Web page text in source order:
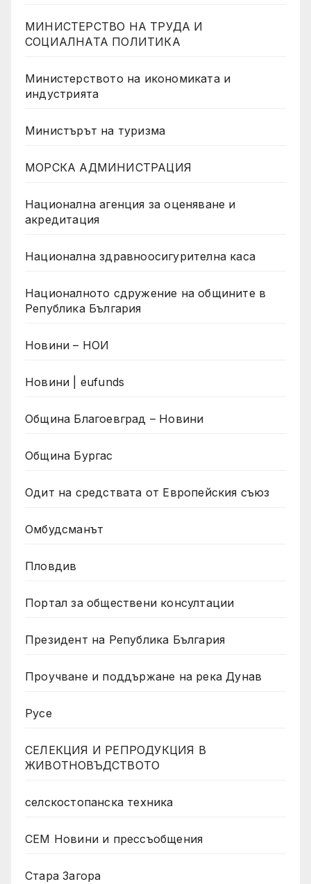
МИНИСТЕРСТВО НА ТРУДА И
СОЦИАЛНАТА ПОЛИТИКА
Министерството на икономиката и
индустрията
Министърът на туризма
МОРСКА АДМИНИСТРАЦИЯ
Национална агенция за оценяване и
акредитация
Национална здравноосигурителна каса
Националното сдружение на общините в
Република България
Новини – НОИ
Новини | eufunds
Община Благоевград – Новини
Община Бургас
Одит на средствата от Европейския съюз
Омбудсманът
Пловдив
Портал за обществени консултации
Президент на Република България
Проучване и поддържане на река Дунав
Русе
СЕЛЕКЦИЯ И РЕПРОДУКЦИЯ В
ЖИВОТНОВЪДСТВОТО
селскостопанска техника
СЕМ Новини и прессъобщения
Стара Загора